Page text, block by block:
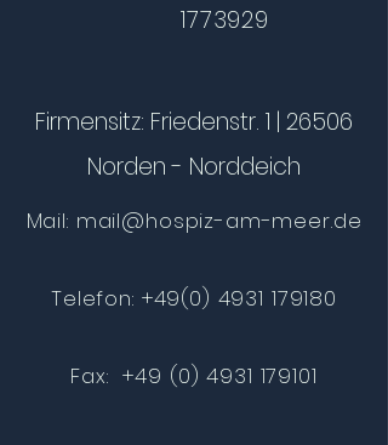
1773929
Firmensitz: Friedenstr. 1 | 26506
Norden - Norddeich
Mail: mail@hospiz-am-meer.de
Telefon: +49(0) 4931 179180
Fax:+49 (0) 4931 179101